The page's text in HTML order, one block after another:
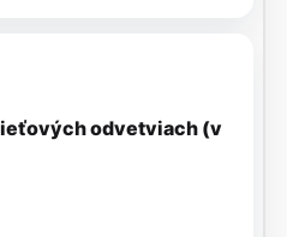
odvetviach (v